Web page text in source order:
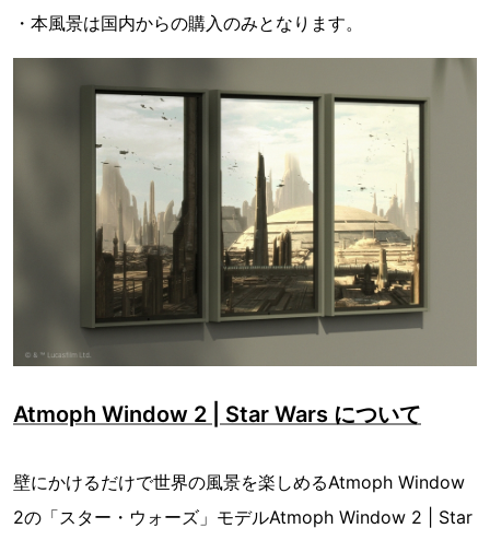
・本風景は国内からの購入のみとなります。
Atmoph Window 2 | Star Wars について
壁にかけるだけで世界の風景を楽しめるAtmoph Window
2の「スター・ウォーズ」モデルAtmoph Window 2 | Star